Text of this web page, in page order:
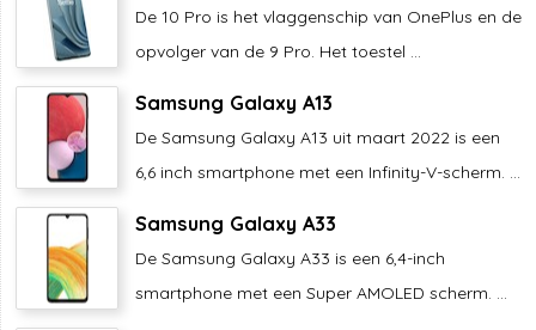
De 10 Pro is het vlaggenschip van OnePlus en de
opvolger van de 9 Pro. Het toestel ...
Samsung Galaxy A13
De Samsung Galaxy A13 uit maart 2022 is een
6,6 inch smartphone met een Infinity-V-scherm. ...
Samsung Galaxy A33
De Samsung Galaxy A33 is een 6,4-inch
smartphone met een Super AMOLED scherm. ...